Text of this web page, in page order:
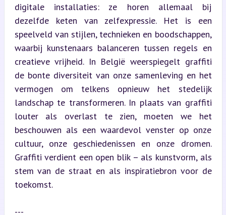
digitale installaties: ze horen allemaal bij
dezelfde keten van zelfexpressie. Het is een
speelveld van stijlen, technieken en boodschappen,
waarbij kunstenaars balanceren tussen regels en
creatieve vrijheid. In België weerspiegelt graffiti
de bonte diversiteit van onze samenleving en het
vermogen om telkens opnieuw het stedelijk
landschap te transformeren. In plaats van graffiti
louter als overlast te zien, moeten we het
beschouwen als een waardevol venster op onze
cultuur, onze geschiedenissen en onze dromen.
Graffiti verdient een open blik – als kunstvorm, als
stem van de straat en als inspiratiebron voor de
toekomst.
---